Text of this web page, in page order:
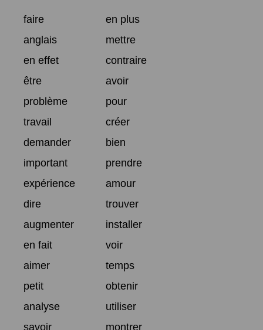
faire
en plus
anglais
mettre
en effet
contraire
être
avoir
problème
pour
travail
créer
demander
bien
important
prendre
expérience
amour
dire
trouver
augmenter
installer
en fait
voir
aimer
temps
petit
obtenir
analyse
utiliser
savoir
montrer